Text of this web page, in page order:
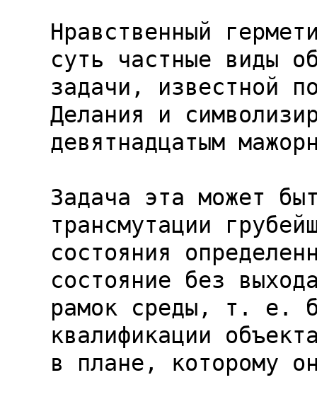
Нравственный
суть частные виды
задачи, известной
Делания и
девятнадцатым
Задача эта может
трансмутации
состояния
состояние без
рамок среды, т. е.
квалификации
в плане, которому